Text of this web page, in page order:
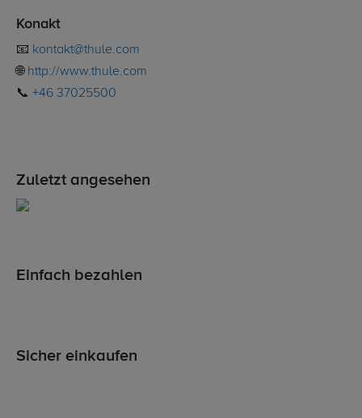
Konakt
📧 kontakt@thule.com
🌐 http://www.thule.com
📞 +46 37025500
Zuletzt angesehen
Einfach bezahlen
Sicher einkaufen